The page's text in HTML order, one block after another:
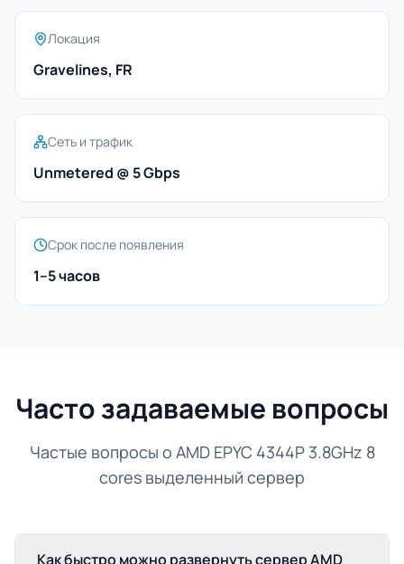
Локация
Gravelines, FR
Сеть и трафик
Unmetered @ 5 Gbps
Срок после появления
1–5 часов
Часто задаваемые вопросы
Частые вопросы о AMD EPYC 4344P 3.8GHz 8
cores выделенный сервер
Как быстро можно развернуть сервер AMD